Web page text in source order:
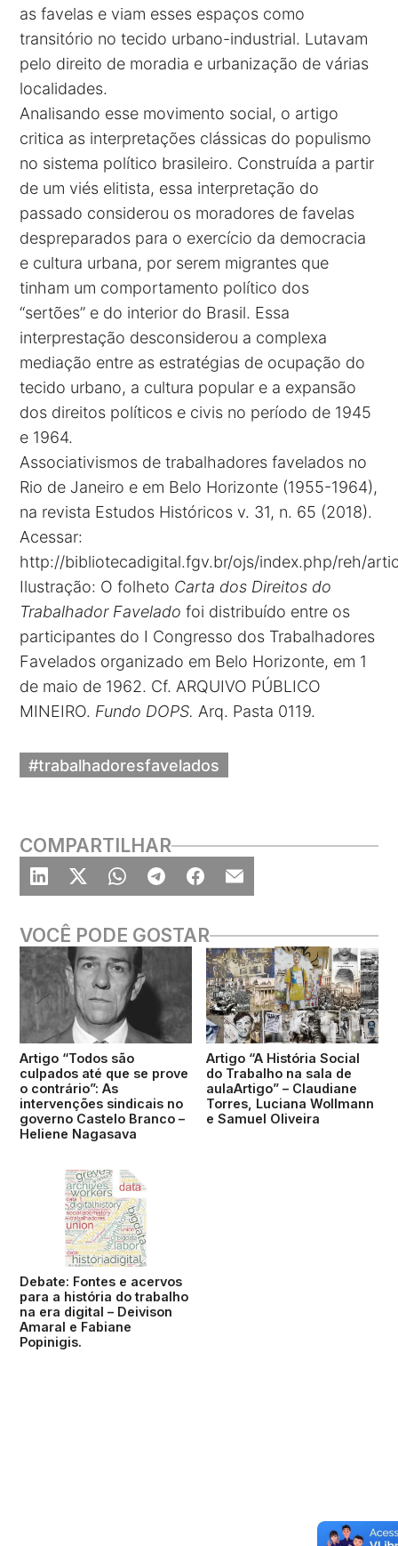
as favelas e viam esses espaços como
transitório no tecido urbano-industrial. Lutavam
pelo direito de moradia e urbanização de várias
localidades.
Analisando esse movimento social, o artigo
critica as interpretações clássicas do populismo
no sistema político brasileiro. Construída a partir
de um viés elitista, essa interpretação do
passado considerou os moradores de favelas
despreparados para o exercício da democracia
e cultura urbana, por serem migrantes que
tinham um comportamento político dos
“sertões” e do interior do Brasil. Essa
interprestação desconsiderou a complexa
mediação entre as estratégias de ocupação do
tecido urbano, a cultura popular e a expansão
dos direitos políticos e civis no período de 1945
e 1964.
Associativismos de trabalhadores favelados no
Rio de Janeiro e em Belo Horizonte (1955-1964),
na revista Estudos Históricos v. 31, n. 65 (2018).
Acessar:
http://bibliotecadigital.fgv.br/ojs/index.php/reh/
Ilustração: O folheto Carta dos Direitos do
Trabalhador Favelado foi distribuído entre os
participantes do I Congresso dos Trabalhadores
Favelados organizado em Belo Horizonte, em 1
de maio de 1962. Cf. ARQUIVO PÚBLICO
MINEIRO. Fundo DOPS.Arq. Pasta 0119.
#trabalhadoresfavelados
COMPARTILHAR
VOCÊ PODE GOSTAR
Artigo “Todos são
culpados até que se prove
o contrário”: As
intervenções sindicais no
governo Castelo Branco –
Heliene Nagasava
Artigo “A História Social
do Trabalho na sala de
aulaArtigo” – Claudiane
Torres, Luciana Wollmann
e Samuel Oliveira
Debate: Fontes e acervos
para a história do trabalho
na era digital – Deivison
Amaral e Fabiane
Popinigis.